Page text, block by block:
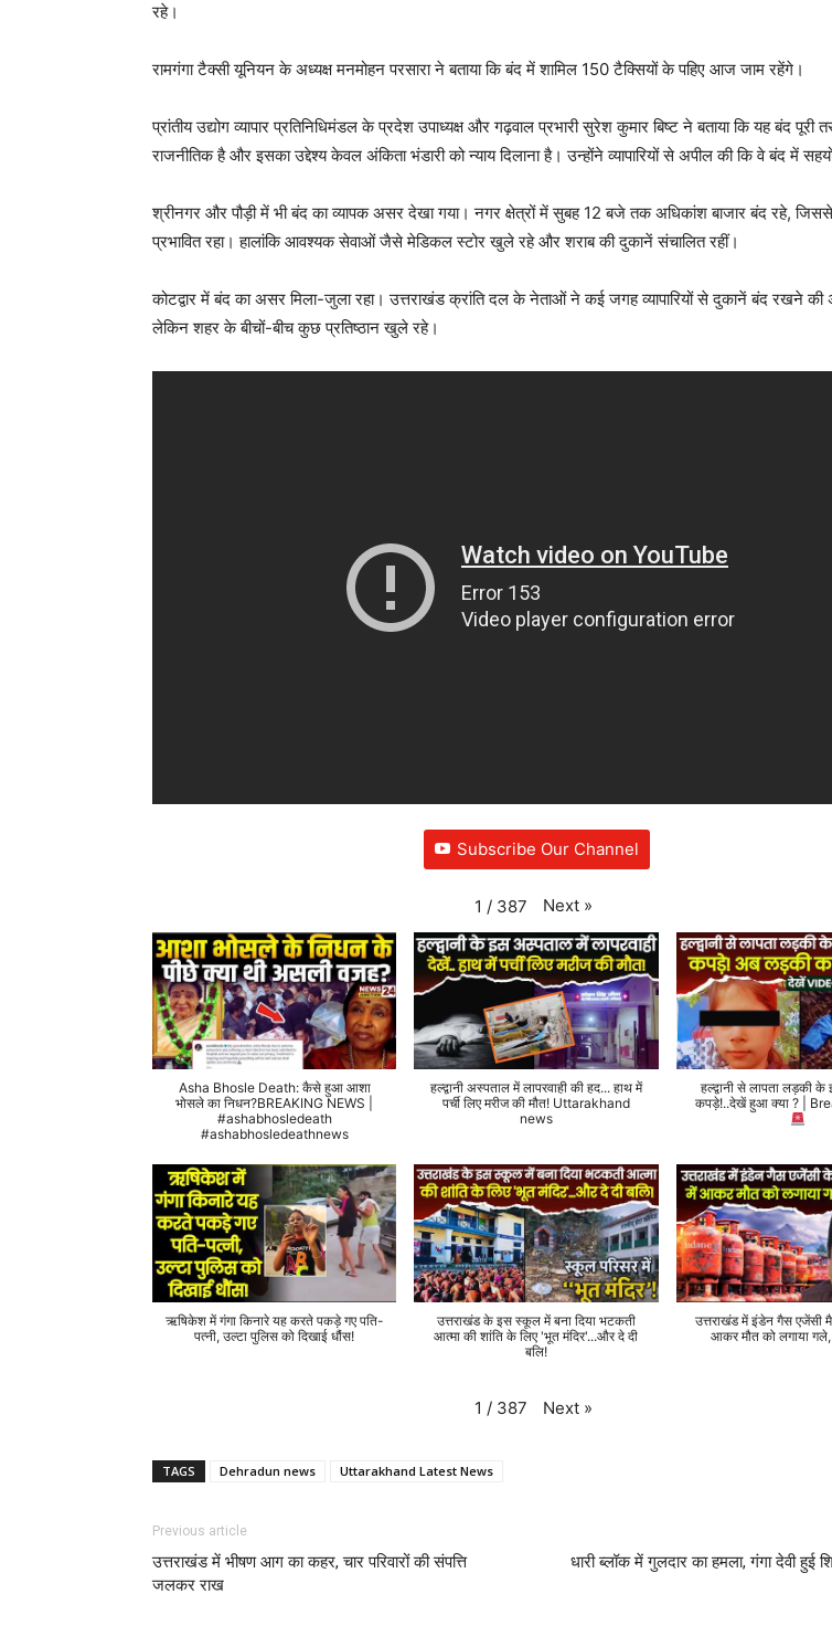
रहे।
रामगंगा टैक्सी यूनियन के अध्यक्ष मनमोहन परसारा ने बताया कि बंद में शामिल 150 टैक्सियों के पहिए आज जाम रहेंगे।
प्रांतीय उद्योग व्यापार प्रतिनिधिमंडल के प्रदेश उपाध्यक्ष और गढ़वाल प्रभारी सुरेश कुमार बिष्ट ने बताया कि यह बंद पूरी
राजनीतिक है और इसका उद्देश्य केवल अंकिता भंडारी को न्याय दिलाना है। उन्होंने व्यापारियों से अपील की कि वे बंद में
श्रीनगर और पौड़ी में भी बंद का व्यापक असर देखा गया। नगर क्षेत्रों में सुबह 12 बजे तक अधिकांश बाजार बंद रहे,
प्रभावित रहा। हालांकि आवश्यक सेवाओं जैसे मेडिकल स्टोर खुले रहे और शराब की दुकानें संचालित रहीं।
कोटद्वार में बंद का असर मिला-जुला रहा। उत्तराखंड क्रांति दल के नेताओं ने कई जगह व्यापारियों से दुकानें बंद रखने की
लेकिन शहर के बीचों-बीच कुछ प्रतिष्ठान खुले रहे।
Subscribe Our Channel
1 / 387 Next »
Asha Bhosle Death: कैसे हुआ आशा
भोसले का निधन?BREAKING NEWS |
#ashabhosledeath
#ashabhosledeathnews
हल्द्वानी अस्पताल में लापरवाही की हद... हाथ में
पर्ची लिए मरीज की मौत! Uttarakhand
news
हल्द्वानी से लापता लड़की के
कपड़े!..देखें हुआ क्या ? |
ऋषिकेश में गंगा किनारे यह करते पकड़े गए पति-
पत्नी, उल्टा पुलिस को दिखाई धौंस!
उत्तराखंड के इस स्कूल में बना दिया भटकती
आत्मा की शांति के लिए 'भूत मंदिर'...और दे दी
बलि!
उत्तराखंड में इंडेन गैस एजेंसी
आकर मौत को लगाया गले,
1 / 387 Next »
TAGS Dehradun news Uttarakhand Latest News
Previous article
उत्तराखंड में भीषण आग का कहर, चार परिवारों की संपत्ति
जलकर राख
धारी ब्लॉक में गुलदार का हमला, गंगा देवी हुई